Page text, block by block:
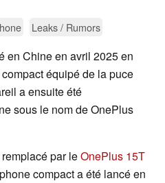
Leaks / Rumors
en Chine en avril 2025 en
équipé de la puce
a ensuite été
sous le nom de OnePlus
par leOnePlus 15T
compact a été lancé en